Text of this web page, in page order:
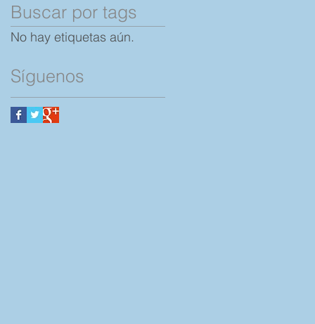
Buscar por tags
No hay etiquetas aún.
Síguenos